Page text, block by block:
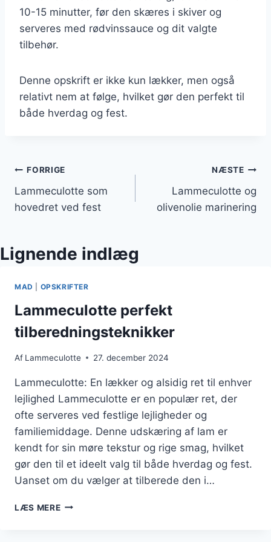
10-15 minutter, før den skæres i skiver og
serveres med rødvinssauce og dit valgte
tilbehør.
Denne opskrift er ikke kun lækker, men også
relativt nem at følge, hvilket gør den perfekt til
både hverdag og fest.
Indlægsnavigation
FORRIGE
Lammeculotte som
hovedret ved fest
NÆSTE
Lammeculotte og
olivenolie marinering
Lignende indlæg
MAD OPSKRIFTER
Lammeculotte perfekt
tilberedningsteknikker
Af Lammeculotte 27. december 2024
Lammeculotte: En lækker og alsidig ret til enhver
lejlighed Lammeculotte er en populær ret, der
ofte serveres ved festlige lejligheder og
familiemiddage. Denne udskæring af lam er
kendt for sin møre tekstur og rige smag, hvilket
gør den til et ideelt valg til både hverdag og fest.
Uanset om du vælger at tilberede den i…
LÆS MERELAMMECULOTTE